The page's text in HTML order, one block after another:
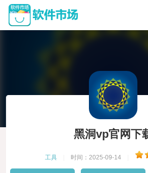
黑洞vp官网下
工具 时间：2025-09-14